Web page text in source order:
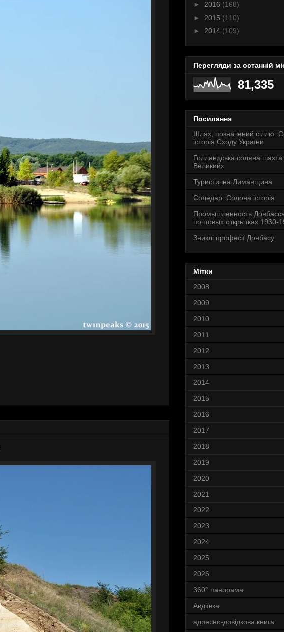
► 2016 (168)
► 2015 (110)
► 2014 (109)
Перегляди за останній
81,335
Посилання
Шлях, позначений сіллю.
історія Сходу України
Голландська соляна
Великий»
Туристична Лиманщина
Соледар. Солона історія
Промышленность
почтовых открытках 1930-
Зниклі професії Донбасу
Мітки
2008
2009
2010
2011
2012
2013
2014
2015
2016
2017
2018
2019
2020
2021
2022
2023
2024
2025
2026
360° панорама
Авдіївка
адресно-довідкова книга